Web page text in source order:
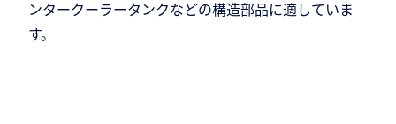
ンタークーラータンクなどの構造部品に適していま
す。